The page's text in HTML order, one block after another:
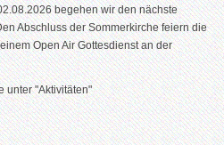
begehen wir den nächste
Abschluss der Sommerkirche feiern die
Open Air Gottesdienst an der
unter "Aktivitäten"